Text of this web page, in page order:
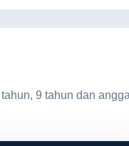
9 tahun dan